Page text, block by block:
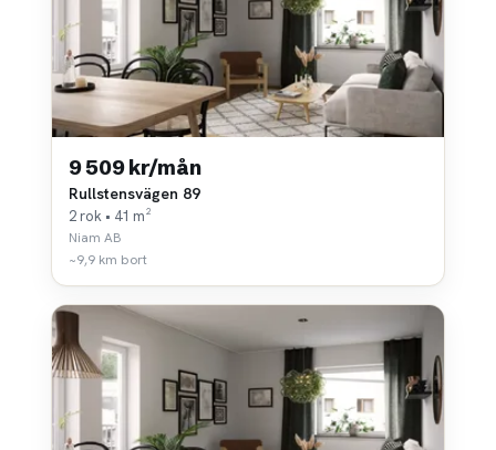
9 509 kr/mån
Rullstensvägen 89
2 rok • 41 m²
Niam AB
~9,9 km bort